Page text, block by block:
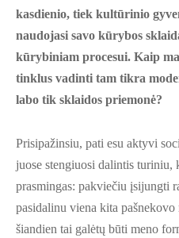
kasdienio, tiek kultūrinio
naudojasi savo kūrybos
kūrybiniam procesui. Kaip
tinklus vadinti tam tikra
labo tik sklaidos priemonė?
Prisipažinsiu, pati esu aktyvi
juose stengiuosi dalintis turiniu,
prasmingas: pakviečiu įsijungti
pasidalinu viena kita
šiandien tai galėtų būti meno